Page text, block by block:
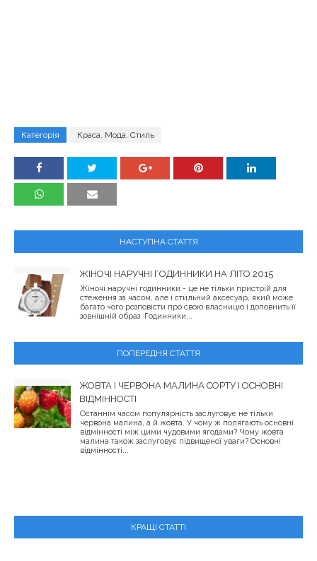
Категорія Краса, Мода, Стиль
НАСТУПНА СТАТТЯ
ЖІНОЧІ НАРУЧНІ ГОДИННИКИ НА ЛІТО 2015
Жіночі наручні годинники - це не тільки пристрій для
стеження за часом, але і стильний аксесуар, який може
багато чого розповісти про свою власницю і доповнить її
зовнішній образ. Годинники...
ПОПЕРЕДНЯ СТАТТЯ
ЖОВТА І ЧЕРВОНА МАЛИНА СОРТУ І ОСНОВНІ
ВІДМІННОСТІ
Останнім часом популярність заслуговує не тільки
червона малина, а й жовта. У чому ж полягають основні
відмінності між цими чудовими ягодами? Чому жовта
малина також заслуговує підвищеної уваги? Основні
відмінності...
КРАЩІ СТАТТІ